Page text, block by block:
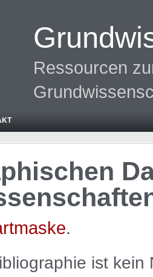
Ressourcen
.
ist kein